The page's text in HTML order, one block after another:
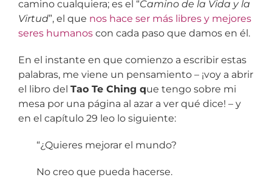
camino cualquiera; es el “Camino de la Vida y la
Virtud”, el que nos hace ser más libres y mejores
seres humanoscon cada paso que damos en él.
En el instante en que comienzo a escribir estas
palabras, me viene un pensamiento – ¡voy a abrir
el libro del Tao Te Ching que tengo sobre mi
mesa por una página al azar a ver qué dice! – y
en el capítulo 29 leo lo siguiente:
“¿Quieres mejorar el mundo?
No creo que pueda hacerse.